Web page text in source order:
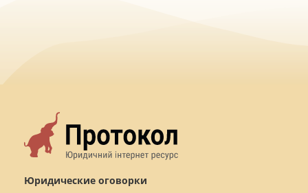
Юридические оговорки